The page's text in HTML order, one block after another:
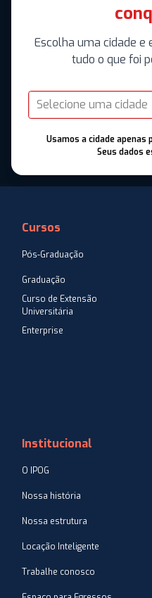
Escolha uma cidade
tudo o que foi
Selecione uma cidade
Usamos a cidade apenas
Seus dados
Cursos
Pós-Graduação
Graduação
Curso de Extensão
Universitária
Enterprise
Institucional
O IPOG
Nossa história
Nossa estrutura
Locação Inteligente
Trabalhe conosco